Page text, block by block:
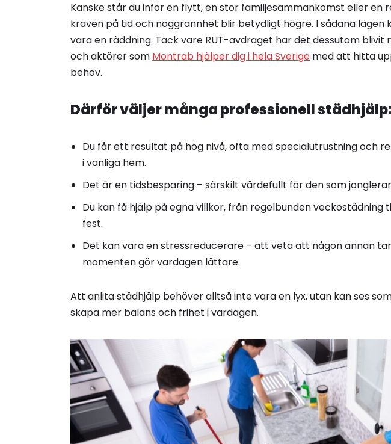
Kanske står du inför en flytt, en stor familjesammankomst eller en
kraven på tid och noggrannhet blir betydligt högre. I sådana lägen
vara en räddning. Tack vare RUT-avdraget har det dessutom blivit
och aktörer som Montrab hjälper dig i hela Sverige med att hitta
behov.
Därför väljer många professionell städhjälp:
Du får ett resultat på hög nivå, ofta med specialutrustning och
i vanliga hem.
Det är en tidsbesparing – särskilt värdefullt för den som
Du kan få hjälp på egna villkor, från regelbunden
fest.
Det kan vara en stressreducerare – att veta att någon annan
momenten gör vardagen lättare.
Att anlita städhjälp behöver alltså inte vara en lyx, utan kan ses
skapa mer balans och frihet i vardagen.